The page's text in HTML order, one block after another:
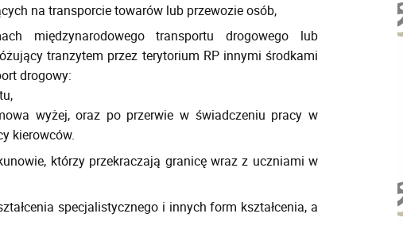
na transporcie towarów lub przewozie osób,
międzynarodowego transportu drogowego lub
tranzytem przez terytorium RP innymi środkami
drogowy:
wyżej, oraz po przerwie w świadczeniu pracy w
kierowców.
którzy przekraczają granicę wraz z uczniami w
specjalistycznego i innych form kształcenia, a